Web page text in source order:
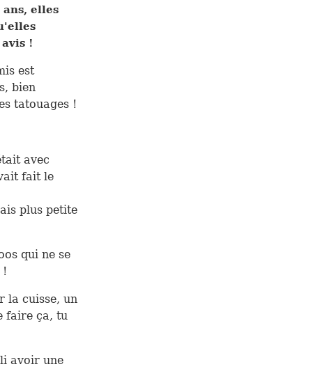
elles
!
est
bien
tatouages !
avec
fait le
plus petite
qui ne se
!
la cuisse, un
faire ça, tu
avoir une